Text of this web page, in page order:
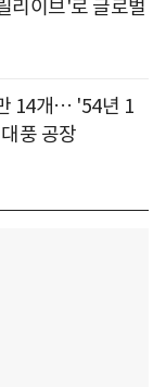
이브'로 글로벌
14개… '54년 1
풍 공장